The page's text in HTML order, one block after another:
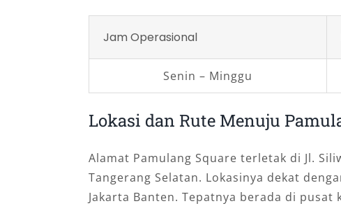
Jam Operasional
Senin – Minggu
Lokasi dan Rute Menuju
Alamat Pamulang Square terletak di Jl.
Tangerang Selatan. Lokasinya dekat
Jakarta Banten. Tepatnya berada di pusat